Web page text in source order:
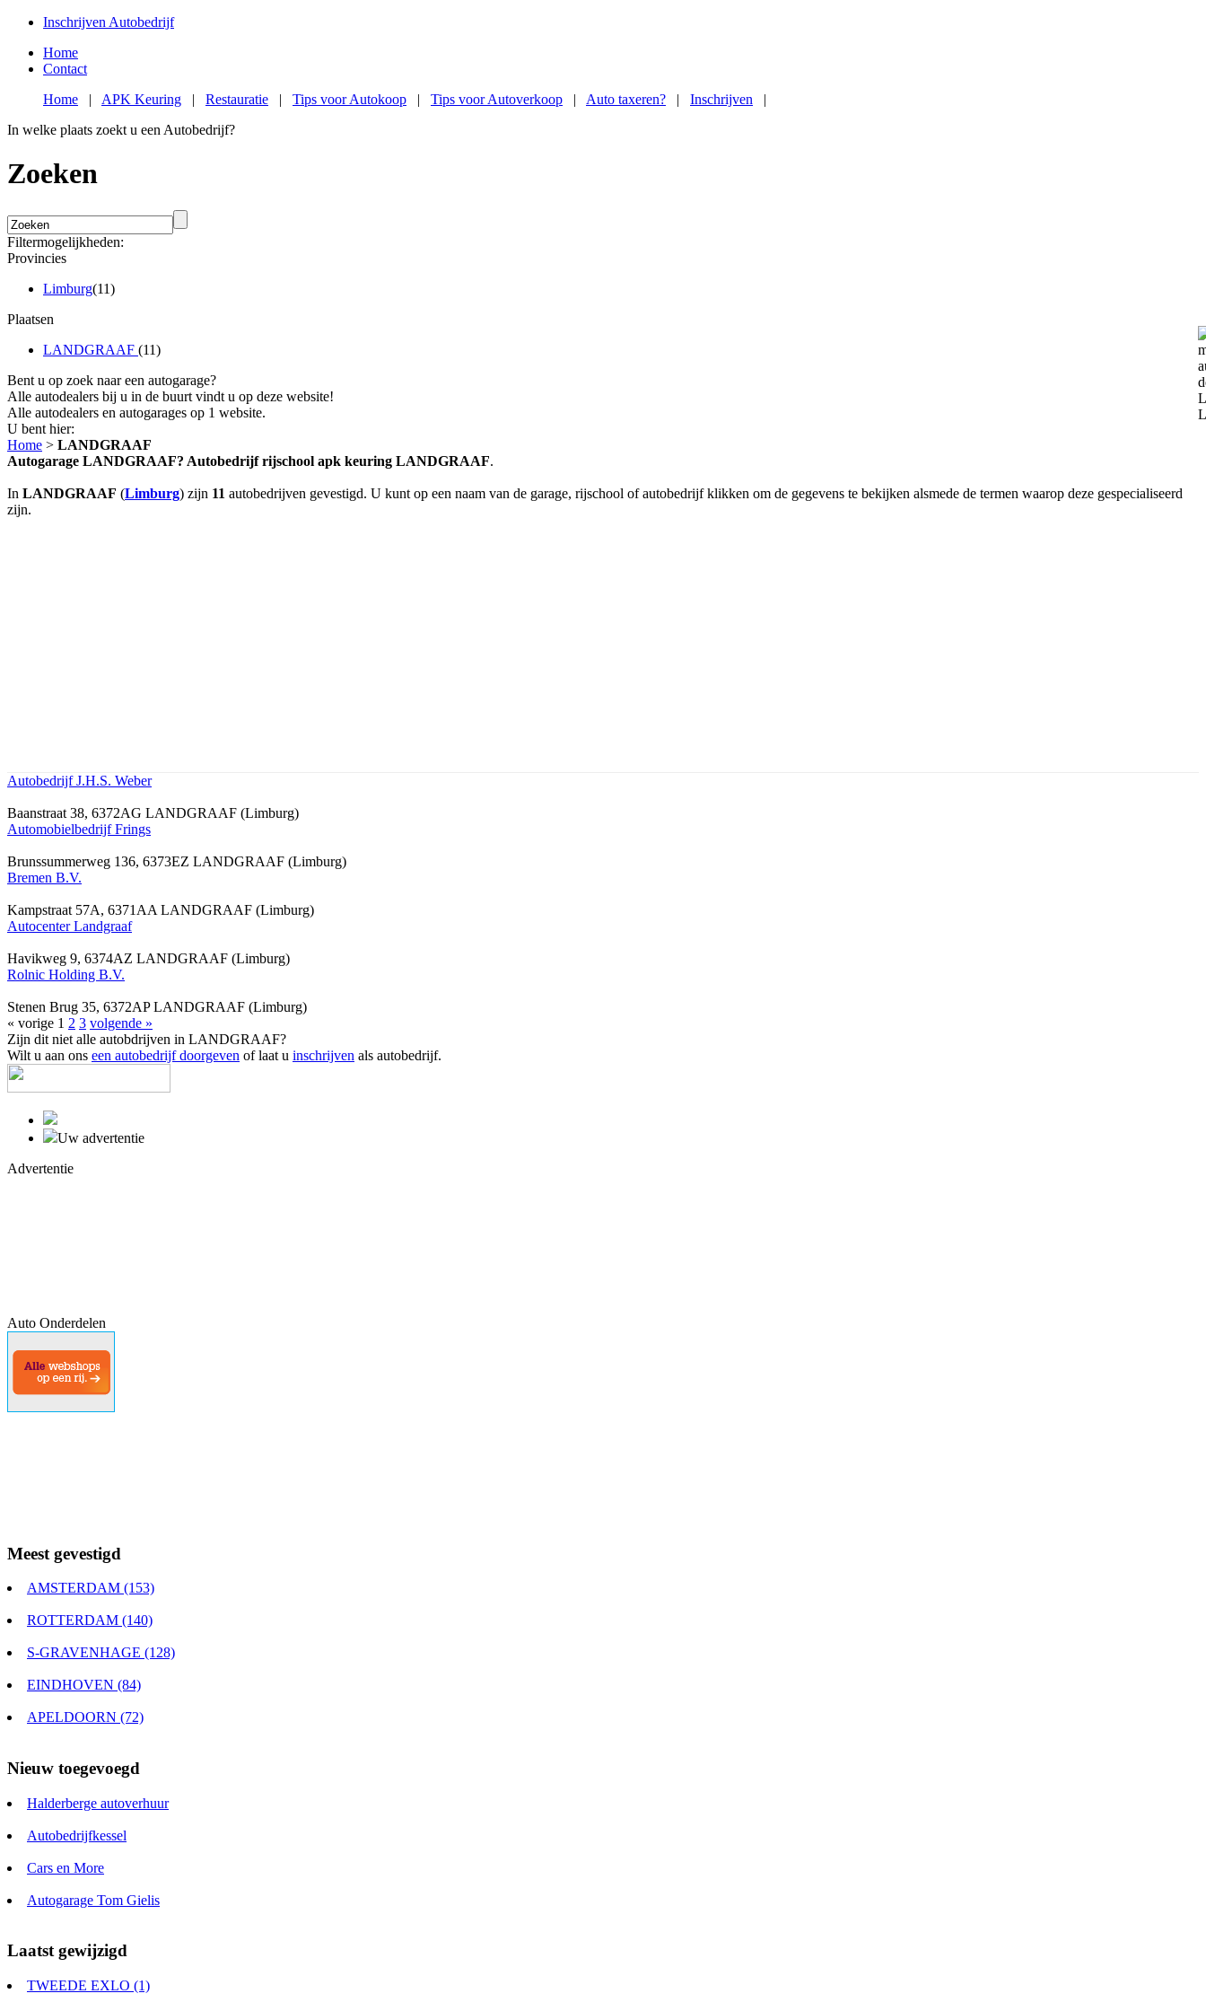
Inschrijven Autobedrijf
Home
Contact
Home | APK Keuring | Restauratie | Tips voor Autokoop | Tips voor Autoverkoop | Auto taxeren? | Inschrijven |
In welke plaats zoekt u een Autobedrijf?
Zoeken
Filtermogelijkheden:
Provincies
Limburg(11)
Plaatsen
LANDGRAAF (11)
Bent u op zoek naar een autogarage?
Alle autodealers bij u in de buurt vindt u op deze website!
Alle autodealers en autogarages op 1 website.
U bent hier:
Home > LANDGRAAF
Autogarage LANDGRAAF? Autobedrijf rijschool apk keuring LANDGRAAF.
In LANDGRAAF (Limburg) zijn 11 autobedrijven gevestigd. U kunt op een naam van de garage, rijschool of autobedrijf klikken om de gegevens te bekijken alsmede de termen waarop deze gespecialiseerd
zijn.
Autobedrijf J.H.S. Weber
Baanstraat 38, 6372AG LANDGRAAF (Limburg)
Automobielbedrijf Frings
Brunssummerweg 136, 6373EZ LANDGRAAF (Limburg)
Bremen B.V.
Kampstraat 57A, 6371AA LANDGRAAF (Limburg)
Autocenter Landgraaf
Havikweg 9, 6374AZ LANDGRAAF (Limburg)
Rolnic Holding B.V.
Stenen Brug 35, 6372AP LANDGRAAF (Limburg)
« vorige 1 2 3 volgende »
Zijn dit niet alle autobdrijven in LANDGRAAF?
Wilt u aan ons een autobedrijf doorgeven of laat u inschrijven als autobedrijf.
Uw advertentie
Advertentie
Auto Onderdelen
Meest gevestigd
AMSTERDAM (153)
ROTTERDAM (140)
S-GRAVENHAGE (128)
EINDHOVEN (84)
APELDOORN (72)
Nieuw toegevoegd
Halderberge autoverhuur
Autobedrijfkessel
Cars en More
Autogarage Tom Gielis
Laatst gewijzigd
TWEEDE EXLO (1)